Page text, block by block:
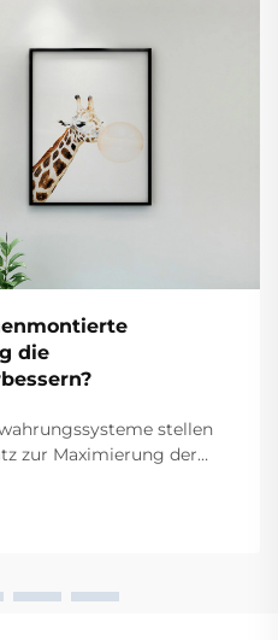
die
stellen
zur Maximierung der